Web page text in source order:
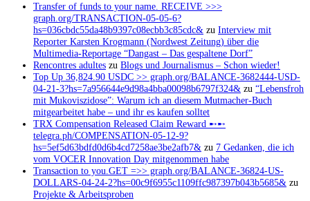
Transfer of funds to your name. RECEIVE >>>
graph.org/TRANSACTION-05-05-6?
hs=036cbdc55da48b9397c08ecbb3c85cdc& zu Interview mit
Reporter Karsten Krogmann (Nordwest Zeitung) über die
Multimedia-Reportage “Dangast – Das gespaltene Dorf”
Rencontres adultes zu Blogs und Journalismus – Schon wieder!
Top Up 36,824.90 USDC >> graph.org/BALANCE-3682444-USD-
04-21-3?hs=7a956644e9d98a4bba00098b6797f324& zu “Lebensfroh
mit Mukoviszidose”: Warum ich an diesem Mutmacher-Buch
mitgearbeitet habe – und ihr es kaufen solltet
TRX Compensation Released Claim Reward ➸➸
telegra.ph/COMPENSATION-05-12-9?
hs=5ef5d63bdfd0d6b4cd7258ae3be2afb7& zu 7 Gedanken, die ich
vom VOCER Innovation Day mitgenommen habe
Transaction to you.GET =>> graph.org/BALANCE-36824-US-
DOLLARS-04-24-2?hs=00c9f6955c1109ffc987397b043b5685& zu
Projekte & Arbeitsproben